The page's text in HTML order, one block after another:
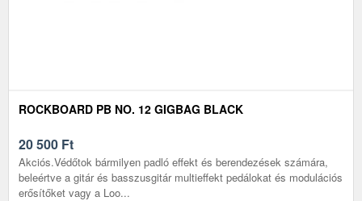
ROCKBOARD PB NO. 12 GIGBAG BLACK
20 500 Ft
Akciós.Védőtok bármilyen padló effekt és berendezések számára,
beleértve a gitár és basszusgitár multieffekt pedálokat és modulációs
erősítőket vagy a Loo...